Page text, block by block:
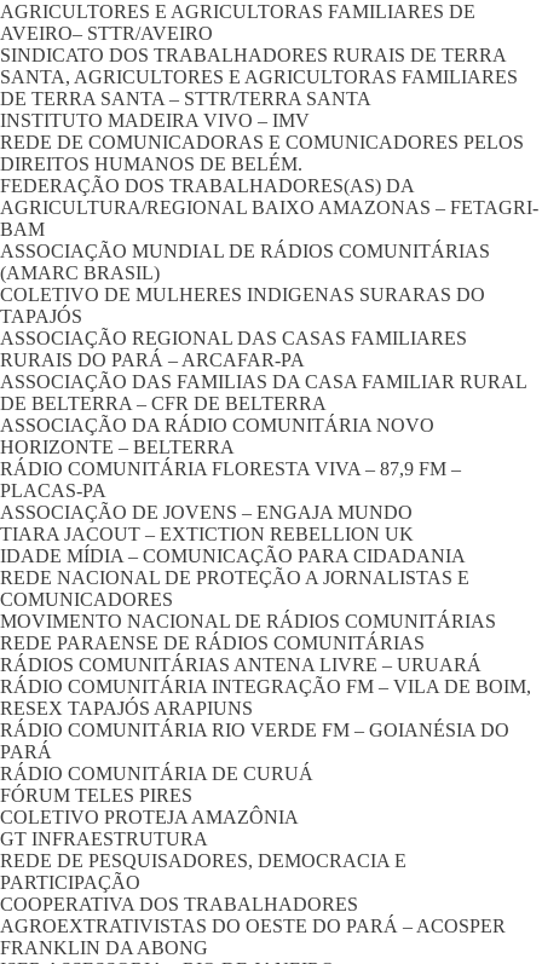
AGRICULTORES E AGRICULTORAS FAMILIARES DE
AVEIRO– STTR/AVEIRO
SINDICATO DOS TRABALHADORES RURAIS DE TERRA
SANTA, AGRICULTORES E AGRICULTORAS FAMILIARES
DE TERRA SANTA – STTR/TERRA SANTA
INSTITUTO MADEIRA VIVO – IMV
REDE DE COMUNICADORAS E COMUNICADORES PELOS
DIREITOS HUMANOS DE BELÉM.
FEDERAÇÃO DOS TRABALHADORES(AS) DA
AGRICULTURA/REGIONAL BAIXO AMAZONAS – FETAGRI-
BAM
ASSOCIAÇÃO MUNDIAL DE RÁDIOS COMUNITÁRIAS
(AMARC BRASIL)
COLETIVO DE MULHERES INDIGENAS SURARAS DO
TAPAJÓS
ASSOCIAÇÃO REGIONAL DAS CASAS FAMILIARES
RURAIS DO PARÁ – ARCAFAR-PA
ASSOCIAÇÃO DAS FAMILIAS DA CASA FAMILIAR RURAL
DE BELTERRA – CFR DE BELTERRA
ASSOCIAÇÃO DA RÁDIO COMUNITÁRIA NOVO
HORIZONTE – BELTERRA
RÁDIO COMUNITÁRIA FLORESTA VIVA – 87,9 FM –
PLACAS-PA
ASSOCIAÇÃO DE JOVENS – ENGAJA MUNDO
TIARA JACOUT – EXTICTION REBELLION UK
IDADE MÍDIA – COMUNICAÇÃO PARA CIDADANIA
REDE NACIONAL DE PROTEÇÃO A JORNALISTAS E
COMUNICADORES
MOVIMENTO NACIONAL DE RÁDIOS COMUNITÁRIAS
REDE PARAENSE DE RÁDIOS COMUNITÁRIAS
RÁDIOS COMUNITÁRIAS ANTENA LIVRE – URUARÁ
RÁDIO COMUNITÁRIA INTEGRAÇÃO FM – VILA DE BOIM,
RESEX TAPAJÓS ARAPIUNS
RÁDIO COMUNITÁRIA RIO VERDE FM – GOIANÉSIA DO
PARÁ
RÁDIO COMUNITÁRIA DE CURUÁ
FÓRUM TELES PIRES
COLETIVO PROTEJA AMAZÔNIA
GT INFRAESTRUTURA
REDE DE PESQUISADORES, DEMOCRACIA E
PARTICIPAÇÃO
COOPERATIVA DOS TRABALHADORES
AGROEXTRATIVISTAS DO OESTE DO PARÁ – ACOSPER
FRANKLIN DA ABONG